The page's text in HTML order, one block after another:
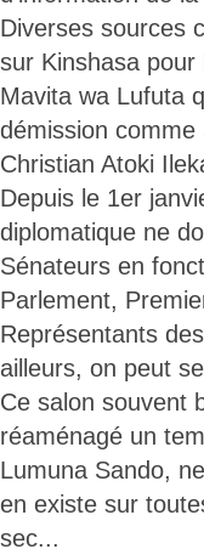
Diverses sources
sur Kinshasa
Mavita wa Lufuta
démission comme
Christian Atoki
Depuis le 1er
diplomatique ne
Sénateurs en
Parlement,
Représentants
ailleurs, on peut
Ce salon souvent
réaménagé un
Lumuna Sando,
en existe sur
sec...